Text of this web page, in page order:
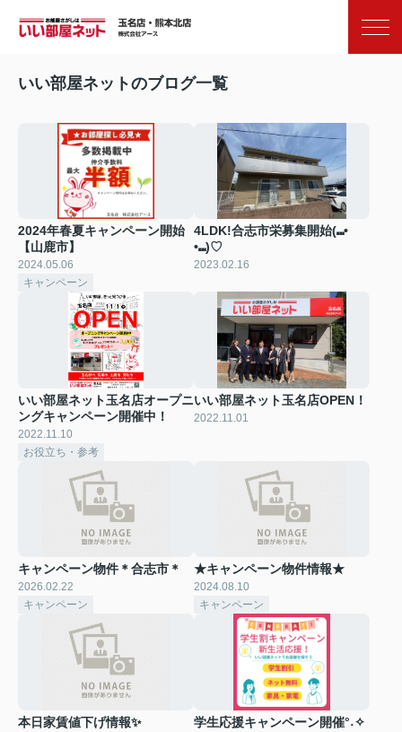
いい部屋ネットのブログ一覧
2024年春夏キャンペーン開始
【山鹿市】
2024.05.06
キャンペーン
4LDK!合志市栄募集開始(⑉•
•⑉)♡
2023.02.16
いい部屋ネット玉名店オープニ
ングキャンペーン開催中！
2022.11.10
お役立ち・参考
いい部屋ネット玉名店OPEN！
2022.11.01
キャンペーン物件＊合志市＊
2026.02.22
キャンペーン
★キャンペーン物件情報★
2024.08.10
キャンペーン
本日家賃値下げ情報✨ 学生応援キャンペーン開催°˖✧